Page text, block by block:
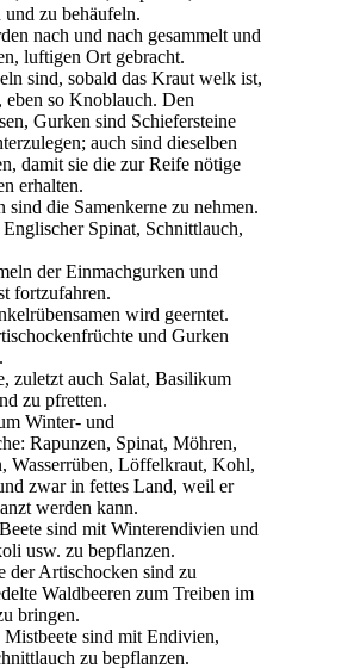
und zu behäufeln.
nach und nach gesammelt und
luftigen Ort gebracht.
sind, sobald das Kraut welk ist,
eben so Knoblauch. Den
Gurken sind Schiefersteine
auch sind dieselben
damit sie die zur Reife nötige
erhalten.
sind die Samenkerne zu nehmen.
Spinat, Schnittlauch,
der Einmachgurken und
fortzufahren.
wird geerntet.
und Gurken
zuletzt auch Salat, Basilikum
zu pfretten.
Winter- und
Rapunzen, Spinat, Möhren,
Wasserrüben, Löffelkraut, Kohl,
zwar in fettes Land, weil er
werden kann.
sind mit Winterendivien und
usw. zu bepflanzen.
der Artischocken sind zu
Waldbeeren zum Treiben im
bringen.
Mistbeete sind mit Endivien,
zu bepflanzen.